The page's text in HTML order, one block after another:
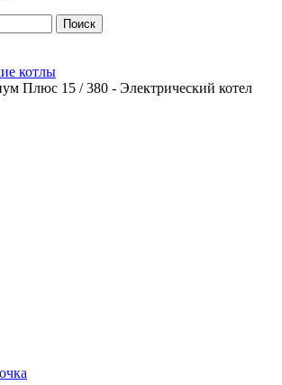
Поиск
котлы
Плюс 15 / 380 - Электрический котел